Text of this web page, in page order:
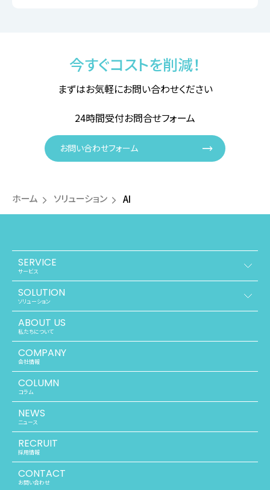
今すぐコストを削減！
まずはお気軽にお問い合わせください
24時間受付お問合せフォーム
お問い合わせフォーム
ホーム ソリューション AI
SERVICE
サービス
SOLUTION
ソリューション
ABOUT US
私たちについて
COMPANY
会社情報
COLUMN
コラム
NEWS
ニュース
RECRUIT
採用情報
CONTACT
お問い合わせ